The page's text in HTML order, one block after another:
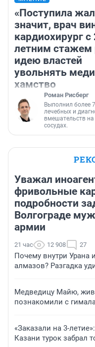
«Поступила
значит, врач
кардиохирург с
летним стажем
идею властей
увольнять
хамство
Роман Рисберг
Выполнил более
лечебных и
вмешательств на
сосудах.
Уважал
фривольные
подробности
Волгограде
армии
21 час 12 908 27
Почему внутри Урана
алмазов? Разгадка
Медведицу Майю,
познакомили с
«Заказали на 3-
Казани турок забрал